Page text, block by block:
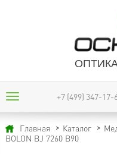
+7 (499) 347-17-
Главная Каталог
BOLON BJ 7260 B90